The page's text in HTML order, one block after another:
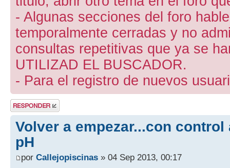
- Algunas secciones del foro
temporalmente cerradas y no
consultas repetitivas que ya se
UTILIZAD EL BUSCADOR.
- Para el registro de nuevos
Publicar una
respuesta
Volver a empezar...con
pH
por Callejopiscinas » 04 Sep 2013, 00:17